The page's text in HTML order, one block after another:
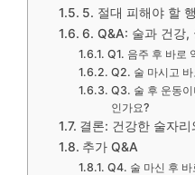
5. 절대 피해야 할
6. Q&A: 술과 건강,
Q1. 음주 후 바로
Q2. 술 마시고
Q3. 술 후 운동
인가요?
결론: 건강한 술자
추가 Q&A
Q4. 술 마신 후 바